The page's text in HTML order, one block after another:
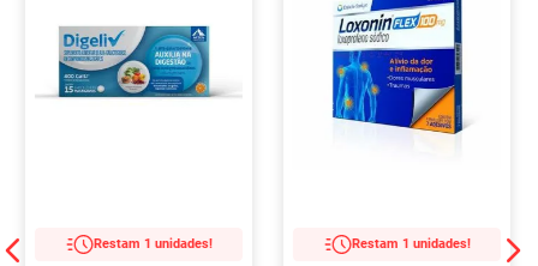
Restam 1 unidades! Restam 1 unidades!